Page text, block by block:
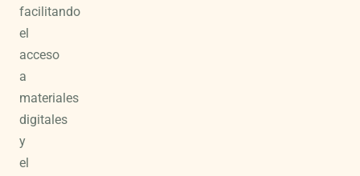
facilitando
el
acceso
a
materiales
digitales
y
el